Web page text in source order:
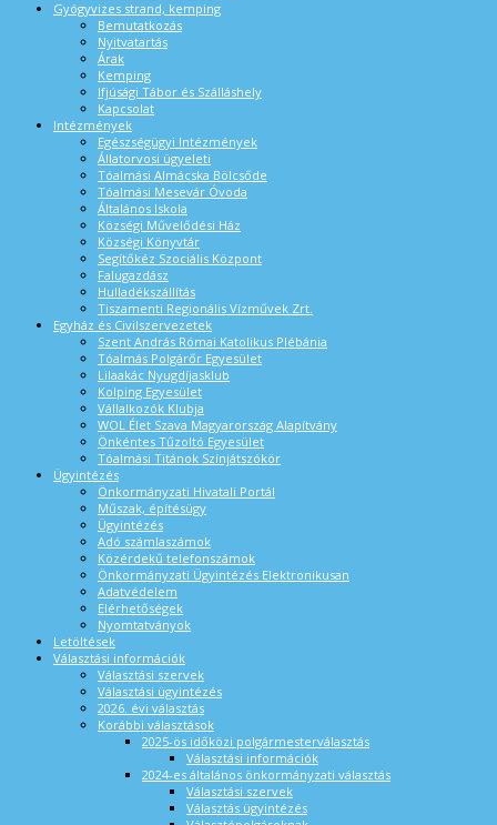
Gyógyvizes strand, kemping
Bemutatkozás
Nyitvatartás
Árak
Kemping
Ifjúsági Tábor és Szálláshely
Kapcsolat
Intézmények
Egészségügyi Intézmények
Állatorvosi ügyeleti
Tóalmási Almácska Bölcsőde
Tóalmási Mesevár Óvoda
Általános Iskola
Községi Művelődési Ház
Községi Könyvtár
Segítőkéz Szociális Központ
Falugazdász
Hulladékszállítás
Tiszamenti Regionális Vízművek Zrt.
Egyház és Civilszervezetek
Szent András Római Katolikus Plébánia
Tóalmás Polgárőr Egyesület
Lilaakác Nyugdíjasklub
Kolping Egyesület
Vállalkozók Klubja
WOL Élet Szava Magyarország Alapítvány
Önkéntes Tűzoltó Egyesület
Tóalmási Titánok Színjátszókör
Ügyintézés
Önkormányzati Hivatali Portál
Műszak, építésügy
Ügyintézés
Adó számlaszámok
Közérdekű telefonszámok
Önkormányzati Ügyintézés Elektronikusan
Adatvédelem
Elérhetőségek
Nyomtatványok
Letöltések
Választási információk
Választási szervek
Választási ügyintézés
2026. évi választás
Korábbi választások
2025-ös időközi polgármesterválasztás
Választási információk
2024-es általános önkormányzati választás
Választási szervek
Választás ügyintézés